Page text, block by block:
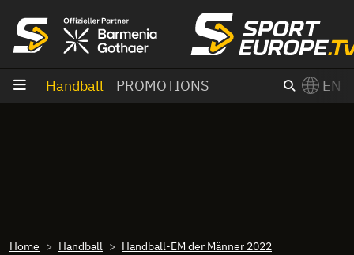
Handball PROMOTIONS EN
Home Handball
Handball-EM der Männer 2022